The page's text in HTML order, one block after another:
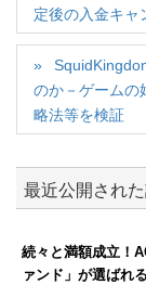
定後の入金キャ
のか－ゲームの
略法等を検証
最近公開され
続々と満額成立！
ァンド」が選ばれ